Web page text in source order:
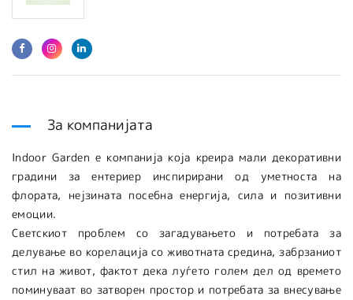
За компанијата
Indoor Garden е компанија која креира мали декоративни
градини за ентериер инспирирани од уметноста на
флората, нејзината посебна енергија, сила и позитивни
емоции.
Светскиот проблем со загадувањето и потребата за
делување во корелација со животната средина, забрзаниот
стил на живот, фактот дека луѓето голем дел од времето
поминуваат во затворен простор и потребата за внесување